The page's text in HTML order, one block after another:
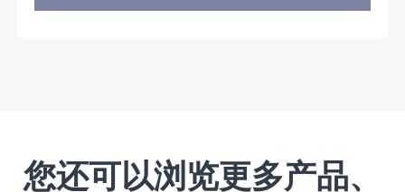
您还可以浏览更多产品、